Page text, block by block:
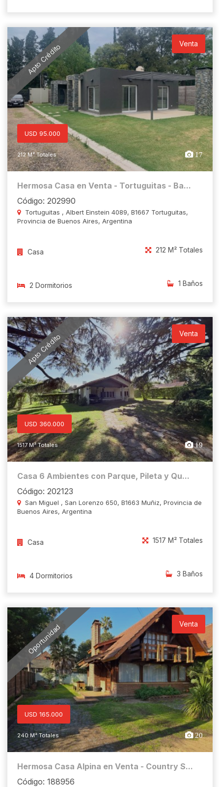
Apto Crédito Venta
USD 95.000
212 M² Totales 17
Hermosa Casa en Venta - Tortuguitas - Ba...
Código: 202990
Tortuguitas , Albert Einstein 4089, B1667 Tortuguitas,
Provincia de Buenos Aires, Argentina
Casa 212 M² Totales
2 Dormitorios 1 Baños
Apto Crédito Venta
USD 360.000
1517 M² Totales 19
Casa 6 Ambientes con Parque, Pileta y Qu...
Código: 202123
San Miguel , San Lorenzo 650, B1663 Muñiz, Provincia de
Buenos Aires, Argentina
Casa 1517 M² Totales
4 Dormitorios 3 Baños
Oportunidad Venta
USD 165.000
240 M² Totales 20
Hermosa Casa Alpina en Venta - Country S...
Código: 188956